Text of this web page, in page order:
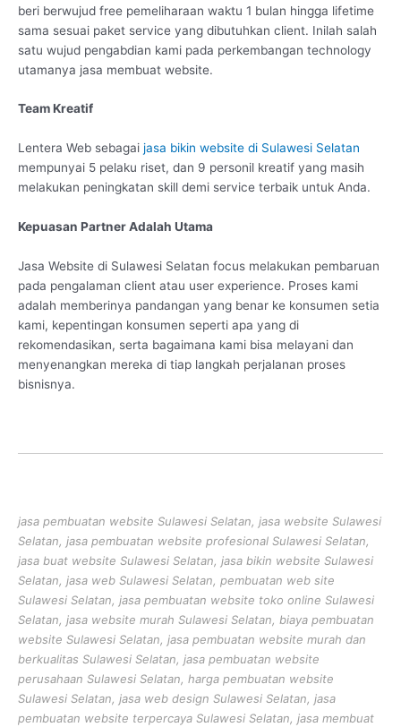
beri berwujud free pemeliharaan waktu 1 bulan hingga lifetime
sama sesuai paket service yang dibutuhkan client. Inilah salah
satu wujud pengabdian kami pada perkembangan technology
utamanya jasa membuat website.
Team Kreatif
Lentera Web sebagai jasa bikin website di Sulawesi Selatan
mempunyai 5 pelaku riset, dan 9 personil kreatif yang masih
melakukan peningkatan skill demi service terbaik untuk Anda.
Kepuasan Partner Adalah Utama
Jasa Website di Sulawesi Selatan focus melakukan pembaruan
pada pengalaman client atau user experience. Proses kami
adalah memberinya pandangan yang benar ke konsumen setia
kami, kepentingan konsumen seperti apa yang di
rekomendasikan, serta bagaimana kami bisa melayani dan
menyenangkan mereka di tiap langkah perjalanan proses
bisnisnya.
jasa pembuatan website Sulawesi Selatan, jasa website Sulawesi
Selatan, jasa pembuatan website profesional Sulawesi Selatan,
jasa buat website Sulawesi Selatan, jasa bikin website Sulawesi
Selatan, jasa web Sulawesi Selatan, pembuatan web site
Sulawesi Selatan, jasa pembuatan website toko online Sulawesi
Selatan, jasa website murah Sulawesi Selatan, biaya pembuatan
website Sulawesi Selatan, jasa pembuatan website murah dan
berkualitas Sulawesi Selatan, jasa pembuatan website
perusahaan Sulawesi Selatan, harga pembuatan website
Sulawesi Selatan, jasa web design Sulawesi Selatan, jasa
pembuatan website terpercaya Sulawesi Selatan, jasa membuat